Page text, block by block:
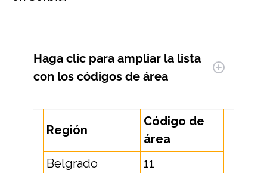
Haga clic para ampliar la lista
con los códigos de área
Región
Código de
área
Belgrado
11